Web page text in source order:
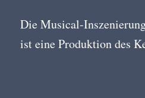
Die Musical-
ist eine Produktion des